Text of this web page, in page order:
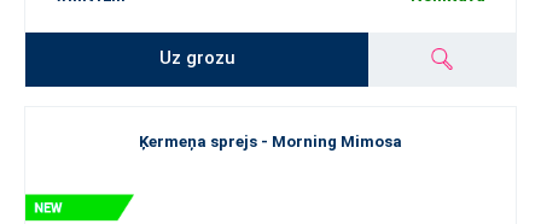
Uz grozu
Ķermeņa sprejs - Morning Mimosa